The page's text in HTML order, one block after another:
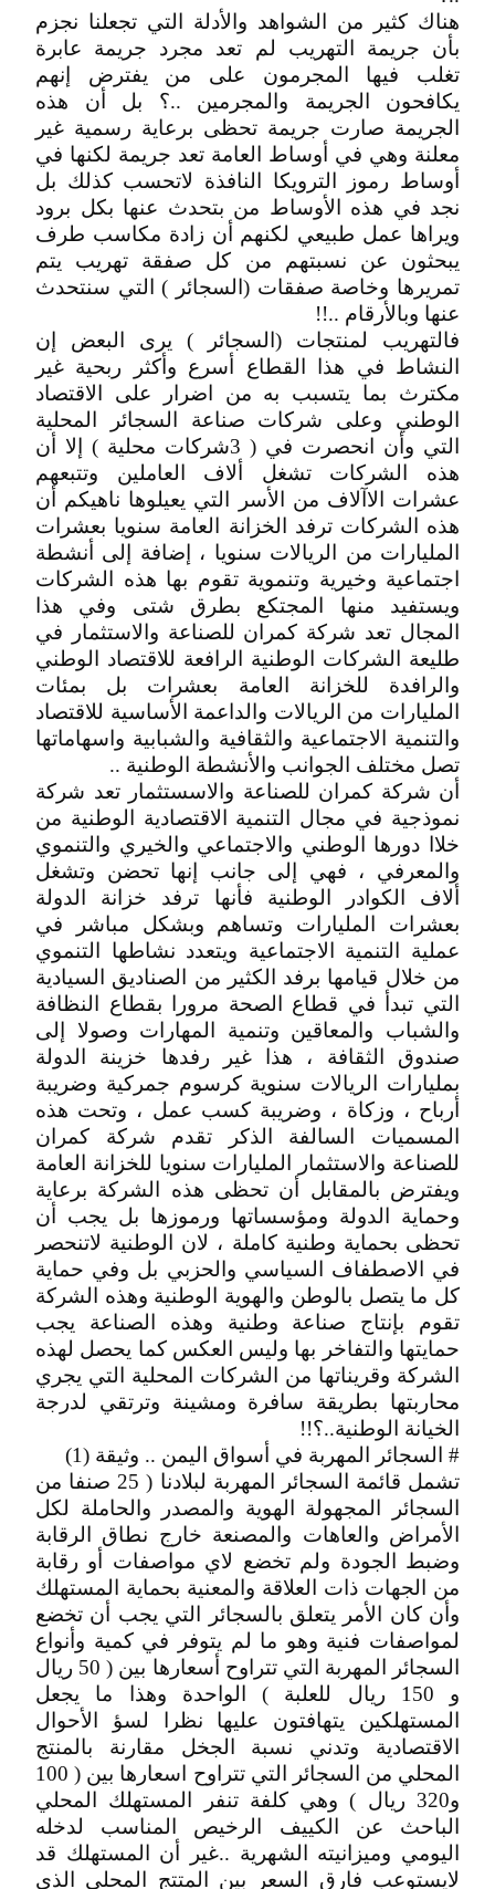
هناك كثير من الشواهد والأدلة التي تجعلنا نجزم
بأن جريمة التهريب لم تعد مجرد جريمة عابرة
تغلب فيها المجرمون على من يفترض إنهم
يكافحون الجريمة والمجرمين ..؟ بل أن هذه
الجريمة صارت جريمة تحظى برعاية رسمية غير
معلنة وهي في أوساط العامة تعد جريمة لكنها في
أوساط رموز الترويكا النافذة لاتحسب كذلك بل
نجد في هذه الأوساط من بتحدث عنها بكل برود
ويراها عمل طبيعي لكنهم أن زادة مكاسب طرف
يبحثون عن نسبتهم من كل صفقة تهريب يتم
تمريرها وخاصة صفقات (السجائر ) التي سنتحدث
عنها وبالأرقام ..!!
فالتهريب لمنتجات (السجائر ) يرى البعض إن
النشاط في هذا القطاع أسرع وأكثر ربحية غير
مكترث بما يتسبب به من اضرار على الاقتصاد
الوطني وعلى شركات صناعة السجائر المحلية
التي وأن انحصرت في ( 3شركات محلية ) إلا أن
هذه الشركات تشغل ألاف العاملين وتتبعهم
عشرات الاآلاف من الأسر التي يعيلوها ناهيكم أن
هذه الشركات ترفد الخزانة العامة سنويا بعشرات
المليارات من الريالات سنويا ، إضافة إلى أنشطة
اجتماعية وخيرية وتنموية تقوم بها هذه الشركات
ويستفيد منها المجتكع بطرق شتى وفي هذا
المجال تعد شركة كمران للصناعة والاستثمار في
طليعة الشركات الوطنية الرافعة للاقتصاد الوطني
والرافدة للخزانة العامة بعشرات بل بمئات
المليارات من الريالات والداعمة الأساسية للاقتصاد
والتنمية الاجتماعية والثقافية والشبابية واسهاماتها
تصل مختلف الجوانب والأنشطة الوطنية ..
أن شركة كمران للصناعة والاسستثمار تعد شركة
نموذجية في مجال التنمية الاقتصادية الوطنية من
خلاا دورها الوطني والاجتماعي والخيري والتنموي
والمعرفي ، فهي إلى جانب إنها تحضن وتشغل
ألاف الكوادر الوطنية فأنها ترفد خزانة الدولة
بعشرات المليارات وتساهم وبشكل مباشر في
عملية التنمية الاجتماعية ويتعدد نشاطها التنموي
من خلال قيامها برفد الكثير من الصناديق السيادية
التي تبدأ في قطاع الصحة مرورا بقطاع النظافة
والشباب والمعاقين وتنمية المهارات وصولا إلى
صندوق الثقافة ، هذا غير رفدها خزينة الدولة
بمليارات الريالات سنوية كرسوم جمركية وضريبة
أرباح ، وزكاة ، وضريبة كسب عمل ، وتحت هذه
المسميات السالفة الذكر تقدم شركة كمران
للصناعة والاستثمار المليارات سنويا للخزانة العامة
ويفترض بالمقابل أن تحظى هذه الشركة برعاية
وحماية الدولة ومؤسساتها ورموزها بل يجب أن
تحظى بحماية وطنية كاملة ، لان الوطنية لاتنحصر
في الاصطفاف السياسي والحزبي بل وفي حماية
كل ما يتصل بالوطن والهوية الوطنية وهذه الشركة
تقوم بإنتاج صناعة وطنية وهذه الصناعة يجب
حمايتها والتفاخر بها وليس العكس كما يحصل لهذه
الشركة وقريناتها من الشركات المحلية التي يجري
محاربتها بطريقة سافرة ومشينة وترتقي لدرجة
الخيانة الوطنية..؟!!
# السجائر المهربة في أسواق اليمن .. وثيقة (1)
تشمل قائمة السجائر المهربة لبلادنا ( 25 صنفا من
السجائر المجهولة الهوية والمصدر والحاملة لكل
الأمراض والعاهات والمصنعة خارج نطاق الرقابة
وضبط الجودة ولم تخضع لاي مواصفات أو رقابة
من الجهات ذات العلاقة والمعنية بحماية المستهلك
وأن كان الأمر يتعلق بالسجائر التي يجب أن تخضع
لمواصفات فنية وهو ما لم يتوفر في كمية وأنواع
السجائر المهربة التي تتراوح أسعارها بين ( 50 ريال
و 150 ريال للعلبة ) الواحدة وهذا ما يجعل
المستهلكين يتهافتون عليها نظرا لسؤ الأحوال
الاقتصادية وتدني نسبة الجخل مقارنة بالمنتج
المحلي من السجائر التي تتراوح اسعارها بين ( 100
و320 ريال ) وهي كلفة تنفر المستهلك المحلي
الباحث عن الكييف الرخيص المناسب لدخله
اليومي وميزانيته الشهرية ..غير أن المستهلك قد
لايستوعب فارق السعر بين المتتج المحلي الذي